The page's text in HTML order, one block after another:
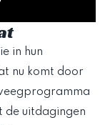
in hun
nu komt door
de uitdagingen